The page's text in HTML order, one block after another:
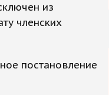
из
членских
постановление